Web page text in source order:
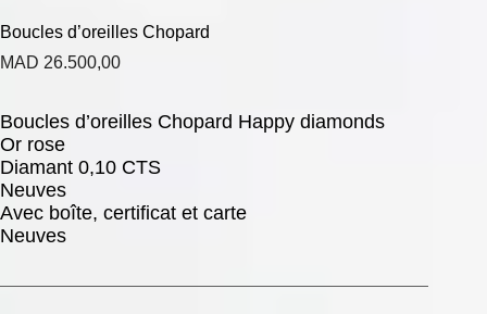
Boucles d’oreilles Chopard
MAD 26.500,00
Boucles d’oreilles Chopard Happy diamonds
Or rose
Diamant 0,10 CTS
Neuves
Avec boîte, certificat et carte
Neuves